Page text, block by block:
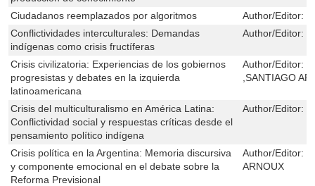
Ciudadanos reemplazados por algoritmos Author/Editor:
Conflictividades interculturales: Demandas
indígenas como crisis fructíferas
Author/Editor:
Crisis civilizatoria: Experiencias de los gobiernos
progresistas y debates en la izquierda
latinoamericana
Author/Editor:
,SANTIAGO
Crisis del multiculturalismo en América Latina:
Conflictividad social y respuestas críticas desde el
pensamiento político indígena
Author/Editor:
Crisis política en la Argentina: Memoria discursiva
y componente emocional en el debate sobre la
Reforma Previsional
Author/Editor:
ARNOUX